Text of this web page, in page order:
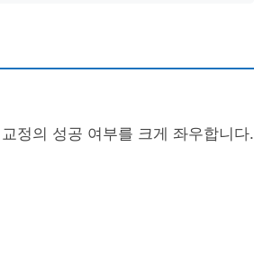
정의 성공 여부를 크게 좌우합니다.